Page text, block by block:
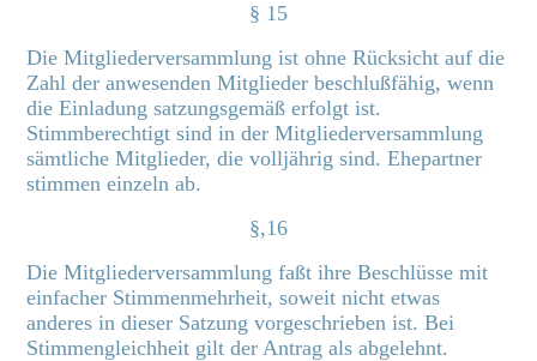
§ 15
Die Mitgliederversammlung ist ohne Rücksicht auf die
Zahl der anwesenden Mitglieder beschlußfähig, wenn
die Einladung satzungsgemäß erfolgt ist.
Stimmberechtigt sind in der Mitgliederversammlung
sämtliche Mitglieder, die volljährig sind. Ehepartner
stimmen einzeln ab.
§,16
Die Mitgliederversammlung faßt ihre Beschlüsse mit
einfacher Stimmenmehrheit, soweit nicht etwas
anderes in dieser Satzung vorgeschrieben ist. Bei
Stimmengleichheit gilt der Antrag als abgelehnt.